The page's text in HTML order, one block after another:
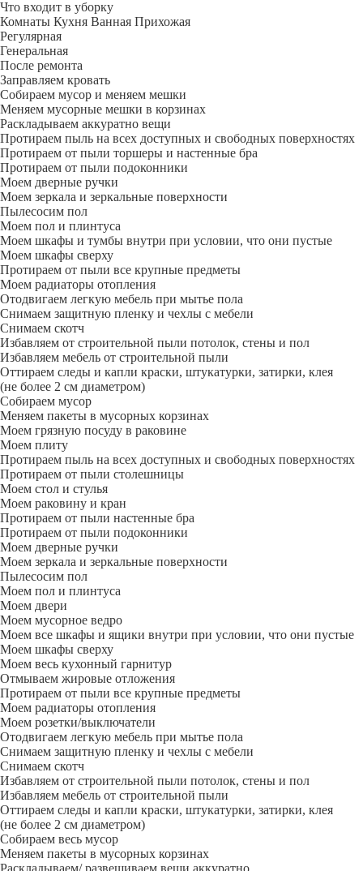
Что входит в уборку
Регу­лярная
Гене­ральная
После ремонта
Заправляем кровать
Собираем мусор и меняем мешки
Меняем мусорные мешки в корзинах
Раскладываем аккуратно вещи
Протираем пыль на всех доступных и свободных поверхностях
Протираем от пыли торшеры и настенные бра
Протираем от пыли подоконники
Моем дверные ручки
Моем зеркала и зеркальные поверхности
Пылесосим пол
Моем пол и плинтуса
Моем шкафы и тумбы внутри при условии, что они пустые
Моем шкафы сверху
Протираем от пыли все крупные предметы
Моем радиаторы отопления
Отодвигаем легкую мебель при мытье пола
Снимаем защитную пленку и чехлы с мебели
Снимаем скотч
Избавляем от строительной пыли потолок, стены и пол
Избавляем мебель от строительной пыли
Оттираем следы и капли краски, штукатурки, затирки, клея
(не более 2 см диаметром)
Собираем мусор
Меняем пакеты в мусорных корзинах
Моем грязную посуду в раковине
Моем плиту
Протираем пыль на всех доступных и свободных поверхностях
Протираем от пыли столешницы
Моем стол и стулья
Моем раковину и кран
Протираем от пыли настенные бра
Протираем от пыли подоконники
Моем дверные ручки
Моем зеркала и зеркальные поверхности
Пылесосим пол
Моем пол и плинтуса
Моем двери
Моем мусорное ведро
Моем все шкафы и ящики внутри при условии, что они пустые
Моем шкафы сверху
Моем весь кухонный гарнитур
Отмываем жировые отложения
Протираем от пыли все крупные предметы
Моем радиаторы отопления
Моем розетки/выключатели
Отодвигаем легкую мебель при мытье пола
Снимаем защитную пленку и чехлы с мебели
Снимаем скотч
Избавляем от строительной пыли потолок, стены и пол
Избавляем мебель от строительной пыли
Оттираем следы и капли краски, штукатурки, затирки, клея
(не более 2 см диаметром)
Собираем весь мусор
Меняем пакеты в мусорных корзинах
Раскладываем/ развешиваем вещи аккуратно